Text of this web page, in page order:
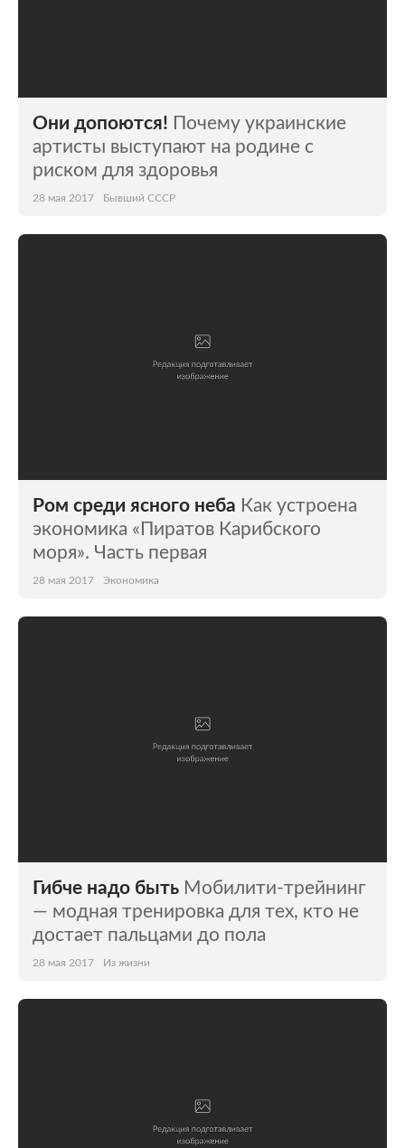
Из жизни Среда обитания
Они допоются! Почему украинские
артисты выступают на родине с
риском для здоровья
28 мая 2017 Бывший СССР
Ром среди ясного неба Как устроена
экономика «Пиратов Карибского
моря». Часть первая
28 мая 2017 Экономика
Гибче надо быть Мобилити-трейнинг
— модная тренировка для тех, кто не
достает пальцами до пола
28 мая 2017 Из жизни